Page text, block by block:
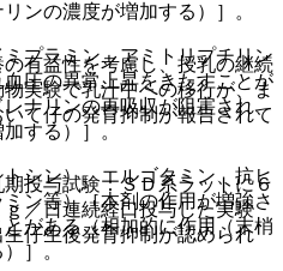
有益性を考慮し、授乳の継続
実験で乳汁中への移行が、ま
て仔の発育抑制が報告されて
投与試験：ＳＤ系ラットに６
／日連続経口投与した実験
仔生後発育抑制が認められ
ンの濃度が増加する）］。
プラミン、アミトリプチリン
圧の異常上昇をきたすことが
ナリンの再吸収が阻害され、
する）］。
シン）、エルゴタミン、抗ヒ
ン等）［本剤の作用が増強さ
がある（相加的に作用（末梢
］。